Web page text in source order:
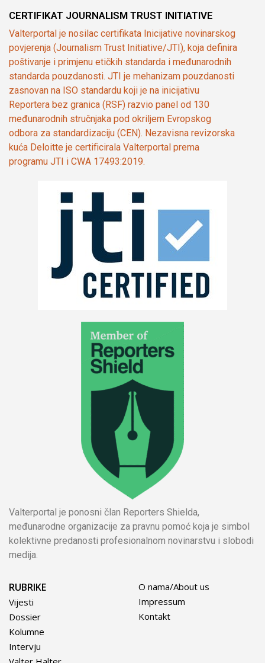
CERTIFIKAT JOURNALISM TRUST INITIATIVE
Valterportal je nosilac certifikata Inicijative novinarskog
povjerenja (Journalism Trust Initiative/JTI), koja definira
poštivanje i primjenu etičkih standarda i međunarodnih
standarda pouzdanosti. JTI je mehanizam pouzdanosti
zasnovan na ISO standardu koji je na inicijativu
Reportera bez granica (RSF) razvio panel od 130
međunarodnih stručnjaka pod okriljem Evropskog
odbora za standardizaciju (CEN). Nezavisna revizorska
kuća Deloitte je certificirala Valterportal prema
programu JTI i CWA 17493:2019.
Valterportal je ponosni član Reporters Shielda,
međunarodne organizacije za pravnu pomoć koja je simbol
kolektivne predanosti profesionalnom novinarstvu i slobodi
medija.
RUBRIKE
Vijesti
Dossier
Kolumne
Intervju
O nama/About us
Impressum
Kontakt